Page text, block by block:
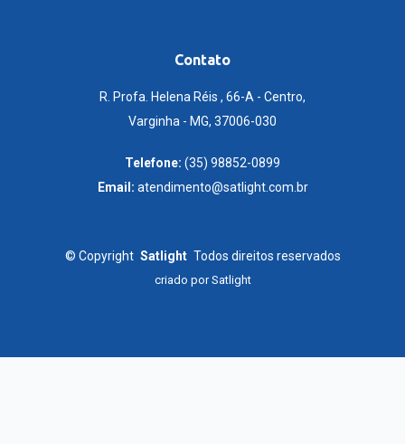
Contato
R. Profa. Helena Réis , 66-A - Centro,
Varginha - MG, 37006-030
Telefone: (35) 98852-0899
Email: atendimento@satlight.com.br
© Copyright Satlight Todos direitos reservados
criado porSatlight